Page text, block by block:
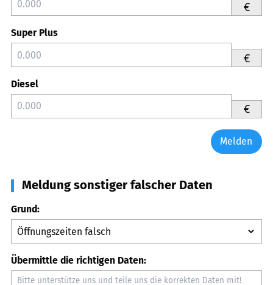
€
Super Plus
€
Diesel
€
Melden
Meldung sonstiger falscher Daten
Grund:
Übermittle die richtigen Daten: